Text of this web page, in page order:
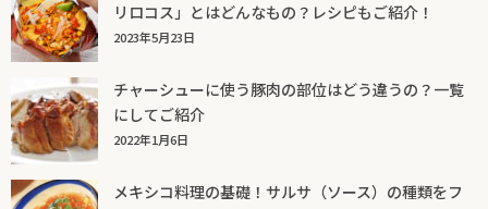
リロコス」とはどんなもの？レシピもご紹介！
2023年5月23日
チャーシューに使う豚肉の部位はどう違うの？一覧
にしてご紹介
2022年1月6日
メキシコ料理の基礎！サルサ（ソース）の種類をフ